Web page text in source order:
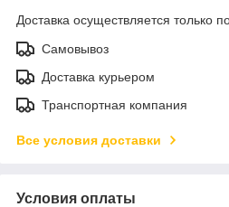
Доставка осуществляется только
Самовывоз
Доставка курьером
Транспортная компания
Все условия доставки
Условия оплаты